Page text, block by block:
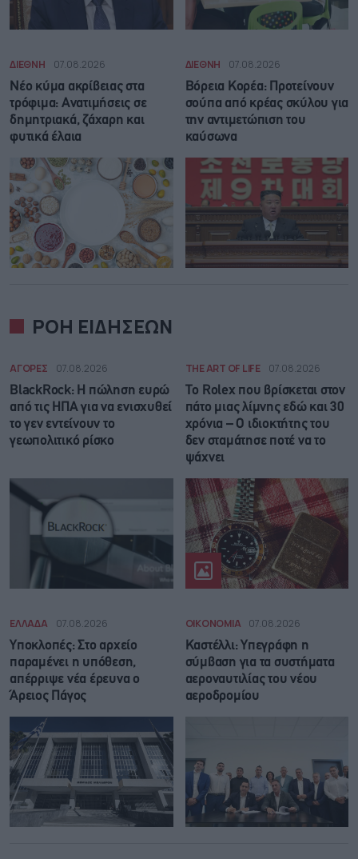
ΔΙΕΘΝΗ 07.08.2026
Νέο κύμα ακρίβειας στα
τρόφιμα: Ανατιμήσεις σε
δημητριακά, ζάχαρη και
φυτικά έλαια
ΔΙΕΘΝΗ 07.08.2026
Βόρεια Κορέα: Προτείνουν
σούπα από κρέας σκύλου για
την αντιμετώπιση του
καύσωνα
ΡΟΗ ΕΙΔΗΣΕΩΝ
ΑΓΟΡΕΣ 07.08.2026
BlackRock: Η πώληση ευρώ
από τις ΗΠΑ για να ενισχυθεί
το γεν εντείνουν το
γεωπολιτικό ρίσκο
THE ART OF LIFE 07.08.2026
Το Rolex που βρίσκεται στον
πάτο μιας λίμνης εδώ και 30
χρόνια – Ο ιδιοκτήτης του
δεν σταμάτησε ποτέ να το
ψάχνει
ΕΛΛΑΔΑ 07.08.2026
Υποκλοπές: Στο αρχείο
παραμένει η υπόθεση,
απέρριψε νέα έρευνα ο
Άρειος Πάγος
ΟΙΚΟΝΟΜΙΑ 07.08.2026
Καστέλλι: Υπεγράφη η
σύμβαση για τα συστήματα
αεροναυτιλίας του νέου
αεροδρομίου